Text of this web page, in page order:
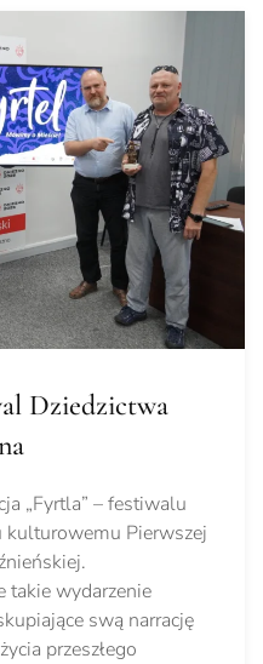
Dziedzictwa
„Fyrtla” – festiwalu
kulturowemu Pierwszej
takie wydarzenie
swą narrację
przeszłego